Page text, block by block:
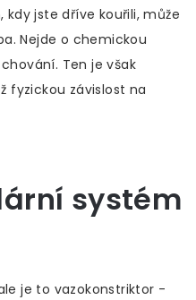
kdy jste dříve kouřili, může
Nejde o chemickou
Ten je však
fyzickou závislost na
systém
je to vazokonstriktor -